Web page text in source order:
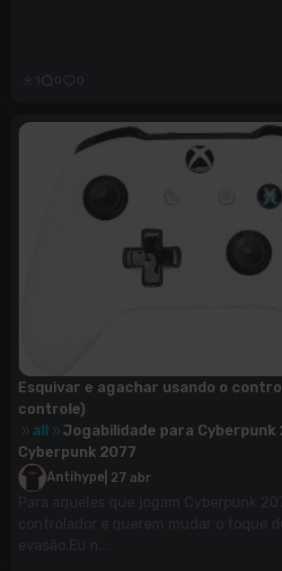
Esquivar e agachar usando o
controle)
all
Jogabilidade para Cyberpunk
Cyberpunk 2077
Antihype 27 abr
Para aqueles que jogam Cyberpunk
controlador e querem mudar o toque